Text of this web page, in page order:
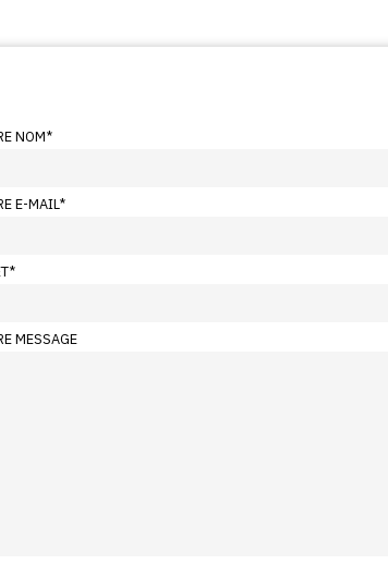
NOM*
E-MAIL*
*
MESSAGE